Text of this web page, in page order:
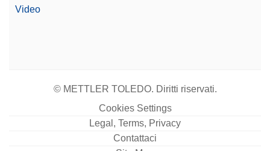
Video
© METTLER TOLEDO. Diritti riservati.
Cookies Settings
Legal, Terms, Privacy
Contattaci